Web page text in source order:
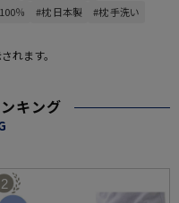
％ #枕 日本製
#枕 手洗い
れます。
キング
2